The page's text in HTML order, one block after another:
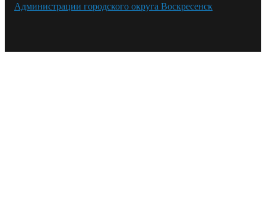
Администрации городского округа Воскресенск